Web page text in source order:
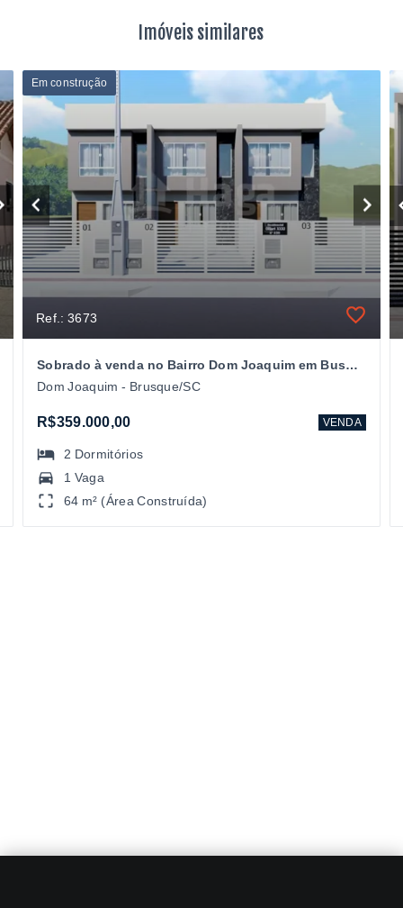
Imóveis similares
Em construção
Ref.: 3673
Sobrado à venda no Bairro Dom Joaquim em Busque/SC
Dom Joaquim - Brusque/SC
R$359.000,00 VENDA
2 Dormitórios
1 Vaga
64 m² (Área Construída)